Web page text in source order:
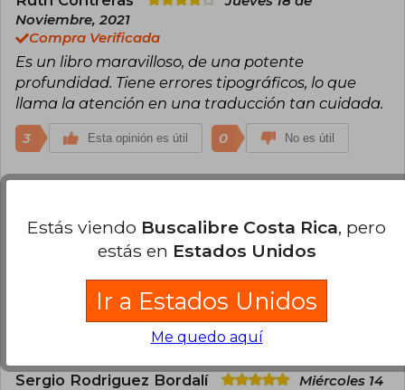
en Messkirch el 26 de mayo de 1976.
Noviembre, 2021
Compra Verificada
Es un libro maravilloso, de una potente
profundidad. Tiene errores tipográficos, lo que
llama la atención en una traducción tan cuidada.
3 Esta opinión es útil 0 No es útil
Compra Verificada
Excelente edición. Creo que la traducción es la
español y que el precio es por demás de justo.
Sergio Rodriguez Bordalí
Miércoles 14
Estás viendo Buscalibre Costa Rica, pero
estás en Estados Unidos
Ir a Estados Unidos
Me quedo aquí